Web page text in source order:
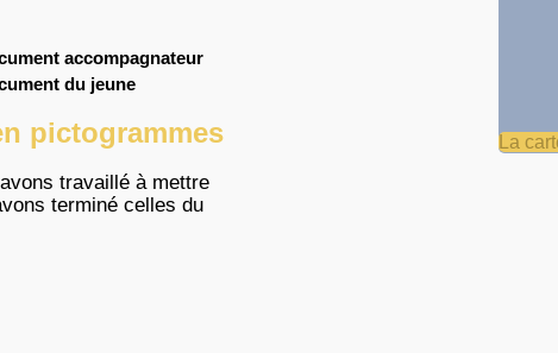
accompagnateur
du jeune
pictogrammes
travaillé à mettre
terminé celles du
La